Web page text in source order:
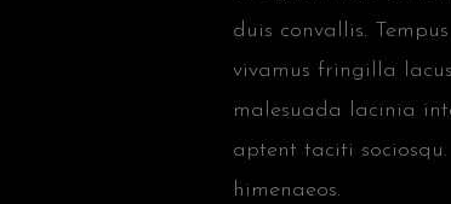
duis convallis.
vivamus fringilla
malesuada lacinia
aptent taciti
himenaeos.